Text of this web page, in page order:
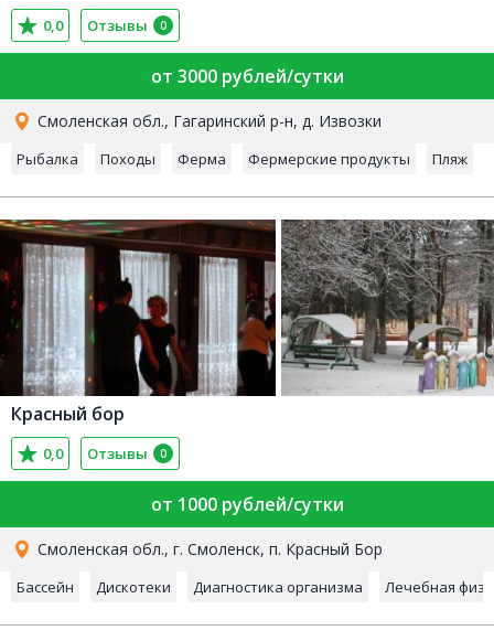
0,0 Отзывы 0
от 3000 рублей/сутки
Смоленская обл., Гагаринский р-н, д. Извозки
Рыбалка Походы Ферма Фермерские продукты Пляж
Красный бор
0,0 Отзывы 0
от 1000 рублей/сутки
Смоленская обл., г. Смоленск, п. Красный Бор
Бассейн Дискотеки Диагностика организма Лечебная